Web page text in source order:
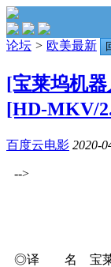
论坛 > 欧美最新
[宝莱坞机
[HD-MKV/
百度云电影 2020-
-->
◎译 名 宝莱坞